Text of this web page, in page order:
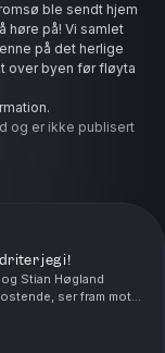
ble sendt hjem
høre på! Vi samlet
på det herlige
over byen før fløyta
og er ikke publisert
jeg i!
Stian Høgland
ser fram mot
og ikke minst møtet